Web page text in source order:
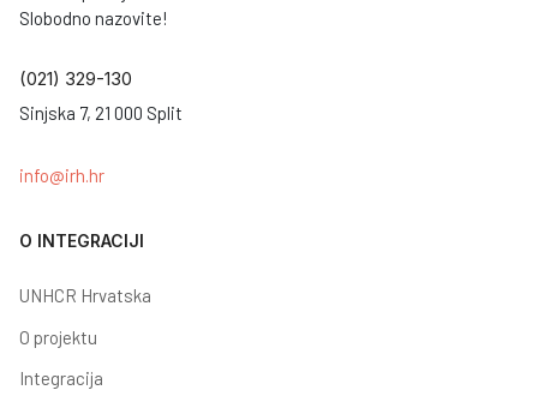
Slobodno nazovite!
(021) 329-130
Sinjska 7, 21 000 Split
info@irh.hr
O INTEGRACIJI
UNHCR Hrvatska
O projektu
Integracija